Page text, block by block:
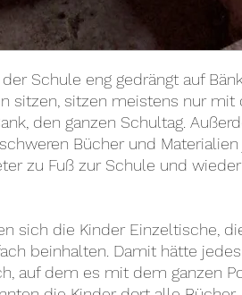
Schule eng gedrängt auf
sitzen, sitzen meistens nur mit
den ganzen Schultag.
Bücher und
zu Fuß zur Schule und
sich die Kinder Einzeltische,
beinhalten. Damit hätte
auf dem es mit dem ganzen